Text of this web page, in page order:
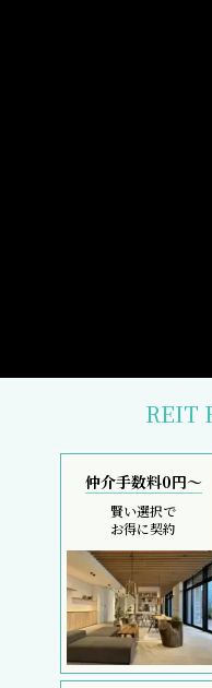
REIT
仲介手数料0円～
賢い選択で
お得に契約